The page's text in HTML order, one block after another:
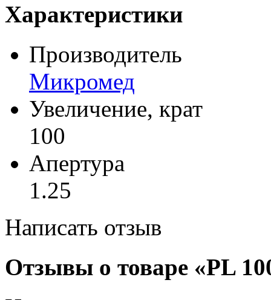
Характеристики
Производитель
Микромед
Увеличение, крат
100
Апертура
1.25
Написать отзыв
Отзывы о товаре «PL